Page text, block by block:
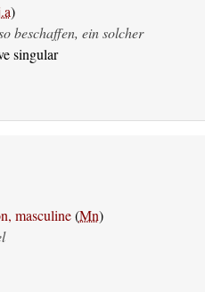
)
beschaffen, ein solcher
singular
masculine(Mn)